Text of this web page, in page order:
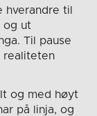
hverandre til
og ut
Til pause
realiteten
og med høyt
på linja, og